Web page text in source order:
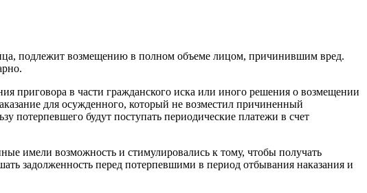
подлежит возмещению в полном объеме лицом, причинившим вред.
приговора в части гражданского иска или иного решения о возмещении
для осужденного, который не возместил причиненный
потерпевшего будут поступать периодические платежи в счет
имели возможность и стимулировались к тому, чтобы получать
задолженность перед потерпевшими в период отбывания наказания и